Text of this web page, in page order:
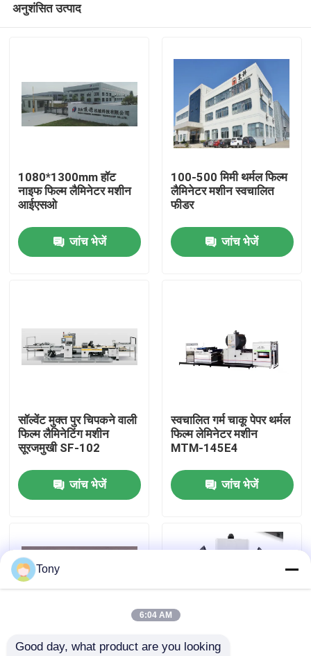
घर
हमारे बारे में
गुणवत्ता नियंत्रण
हमसे संपर्क करें
मामले
बांसुरी लैमिनेटर मशीन
अनुशंसित उत्पाद
1080*1300mm हॉट
नाइफ फिल्म लैमिनेटर मशीन
आईएसओ
जांच भेजें
100-500 मिमी थर्मल फिल्म
लैमिनेटर मशीन स्वचालित
फीडर
जांच भेजें
सॉल्वेंट मुक्त पुर चिपकने वाली
फिल्म लैमिनेटिंग मशीन
सूरजमुखी SF-102
जांच भेजें
स्वचालित गर्म चाकू पेपर थर्मल
फिल्म लेमिनेटर मशीन
MTM-145E4
जांच भेजें
Tony
6:04 AM
Good day, what product are you looking